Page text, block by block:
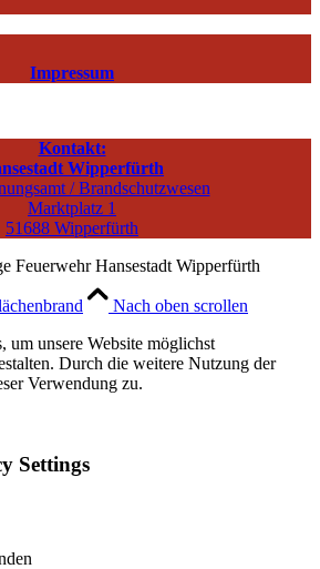
Impressum
Kontakt:
Wipperfürth
/ Brandschutzwesen
Marktplatz 1
51688 Wipperfürth
Hansestadt Wipperfürth
Nach oben scrollen
um unsere Website möglichst
Durch die weitere Nutzung der
Verwendung zu.
Settings